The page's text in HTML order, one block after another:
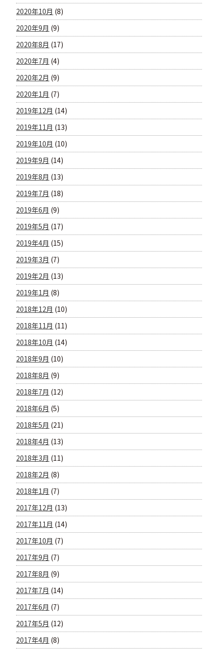
2020年10月 (8)
2020年9月 (9)
2020年8月 (17)
2020年7月 (4)
2020年2月 (9)
2020年1月 (7)
2019年12月 (14)
2019年11月 (13)
2019年10月 (10)
2019年9月 (14)
2019年8月 (13)
2019年7月 (18)
2019年6月 (9)
2019年5月 (17)
2019年4月 (15)
2019年3月 (7)
2019年2月 (13)
2019年1月 (8)
2018年12月 (10)
2018年11月 (11)
2018年10月 (14)
2018年9月 (10)
2018年8月 (9)
2018年7月 (12)
2018年6月 (5)
2018年5月 (21)
2018年4月 (13)
2018年3月 (11)
2018年2月 (8)
2018年1月 (7)
2017年12月 (13)
2017年11月 (14)
2017年10月 (7)
2017年9月 (7)
2017年8月 (9)
2017年7月 (14)
2017年6月 (7)
2017年5月 (12)
2017年4月 (8)